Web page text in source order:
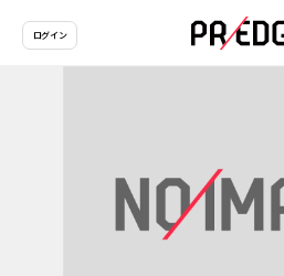
ログイン